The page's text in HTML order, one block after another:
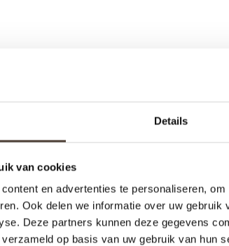
Details
van cookies
en advertenties te personaliseren,
Ook delen we informatie over uw
Deze partners kunnen deze gegevens
op basis van uw gebruik van hun